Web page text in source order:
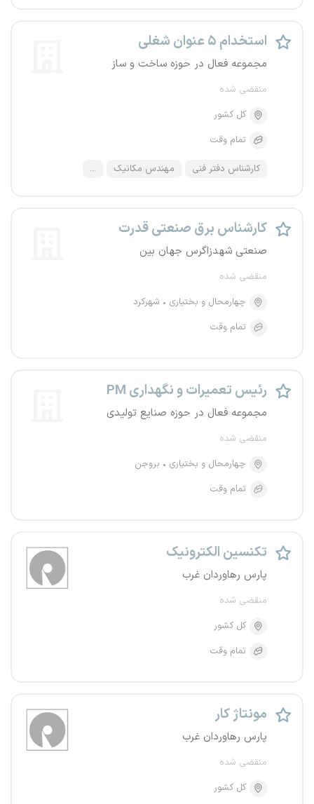
استخدام ۵ عنوان شغلی
مجموعه فعال در حوزه ساخت و ساز
منقضی شده
کل کشور
تمام وقت
کارشناس دفتر فنی مهندس مکانیک ...
کارشناس برق صنعتی قدرت
صنعتی شهدزاگرس جهان بین
منقضی شده
چهارمحال و بختیاری
شهرکرد
تمام وقت
رئیس تعمیرات و نگهداری PM
مجموعه فعال در حوزه صنایع تولیدی
منقضی شده
چهارمحال و بختیاری
بروجن
تمام وقت
تکنسین الکترونیک
پارس رهاوردان غرب
منقضی شده
کل کشور
تمام وقت
مونتاژ کار
پارس رهاوردان غرب
منقضی شده
کل کشور